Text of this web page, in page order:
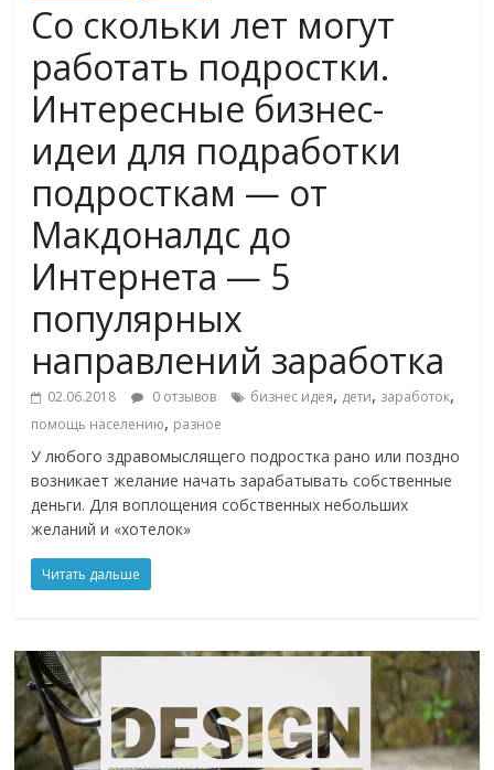
Со скольки лет могут
работать подростки.
Интересные бизнес-
идеи для подработки
подросткам — от
Макдоналдс до
Интернета — 5
популярных
направлений заработка
02.06.2018 0 отзывов бизнес идея, дети, заработок,
помощь населению, разное
У любого здравомыслящего подростка рано или поздно
возникает желание начать зарабатывать собственные
деньги. Для воплощения собственных небольших
желаний и «хотелок»
Читать дальше